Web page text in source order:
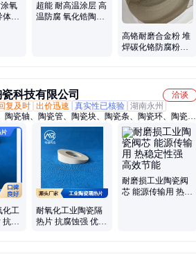
氧
体陶
超能 耐高温涂层 高
温防腐 氧化锆陶瓷
高铬耐磨合金粉 堆
焊碳化铬防腐粉末
科技有限公司
洽谈
复及时 出价迅速 真实性已核验 湖南永州
陶瓷轴、陶瓷管、陶瓷块、陶瓷条、陶瓷环、陶瓷法
陶瓷阀片、陶瓷垫片、陶瓷吸嘴、陶瓷薄片、陶瓷吸
陶瓷坩埚、陶瓷衬套、陶瓷柱塞、陶瓷喷嘴、陶瓷螺
陶瓷隔热板、陶瓷零部件、氧化锆陶瓷、陶瓷绝缘
化工
抗热
耐氧化工业陶瓷隔
热片 抗腐蚀强 优化
耐磨损工业陶瓷阀
芯 能源传输用 热稳